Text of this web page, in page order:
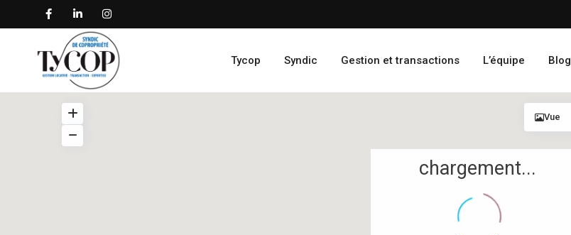
Tycop Syndic Gestion et transactions L’équipe Blog
chargement...
Vue